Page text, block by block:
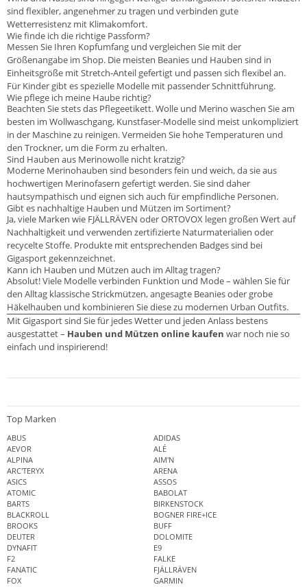
sind flexibler, angenehmer zu tragen und verbinden gute
Wetterresistenz mit Klimakomfort.
Wie finde ich die richtige Passform?
Messen Sie Ihren Kopfumfang und vergleichen Sie mit der
Größenangabe im Shop. Die meisten Beanies und Hauben sind in
Einheitsgröße mit Stretch-Anteil gefertigt und passen sich flexibel an.
Für Kinder gibt es spezielle Modelle mit passender Schnittführung.
Wie pflege ich meine Haube richtig?
Beachten Sie stets das Pflegeetikett. Wolle und Merino waschen Sie am
besten im Wollwaschgang, Kunstfaser-Modelle sind meist unkompliziert
in der Maschine zu reinigen. Vermeiden Sie hohe Temperaturen und
den Trockner, um die Form zu erhalten.
Sind Hauben aus Merinowolle nicht kratzig?
Moderne Merinohauben sind besonders fein und weich, da sie aus
hochwertigen Merinofasern gefertigt werden. Sie sind daher
hautsympathisch und eignen sich auch für empfindliche Personen.
Gibt es nachhaltige Hauben und Mützen im Sortiment?
Ja, viele Marken wie FJÄLLRÄVEN oder ORTOVOX legen großen Wert auf
Nachhaltigkeit und verwenden zertifizierte Naturmaterialien oder
recycelte Stoffe. Produkte mit entsprechenden Badges sind bei
Gigasport gekennzeichnet.
Kann ich Hauben und Mützen auch im Alltag tragen?
Absolut! Viele Modelle verbinden Funktion und Mode – wählen Sie für
den Alltag klassische Strickmützen, angesagte Beanies oder grobe
Häkelhauben und kombinieren Sie diese zu modernen Urban Outfits.
Mit Gigasport sind Sie für jedes Wetter und jeden Anlass bestens
ausgestattet – Hauben und Mützen online kaufen war noch nie so
einfach und inspirierend!
Top Marken
ABUS
ADIDAS
AEVOR
ALÉ
ALPINA
AIM'N
ARC'TERYX
ARENA
ASICS
ASSOS
ATOMIC
BABOLAT
BARTS
BIRKENSTOCK
BLACKROLL
BOGNER FIRE+ICE
BROOKS
BUFF
DEUTER
DOLOMITE
DYNAFIT
E9
F2
FALKE
FANATIC
FJÄLLRÄVEN
FOX
GARMIN